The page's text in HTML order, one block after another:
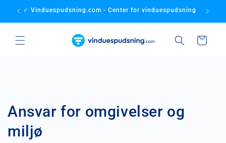
Gå til
indhold
✓ Vinduespudsning.com - Center for vinduespudsning ✓
Indkøbskurv
Ansvar for omgivelser og
miljø